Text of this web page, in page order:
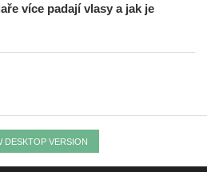
více padají vlasy a jak je
DESKTOP VERSION